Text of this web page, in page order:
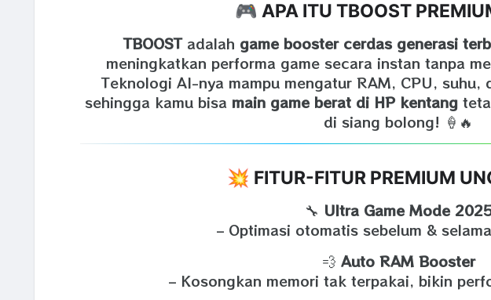
🎮 APA ITU TBOOST
TBOOSTadalah game booster cerdas generasi
meningkatkan performa game secara instan tanpa
Teknologi AI-nya mampu mengatur RAM, CPU,
sehingga kamu bisa main game berat di HP kentang
di siang bolong! 🍦🔥
💥 FITUR-FITUR PREMIUM
🔧 Ultra Game Mode
– Optimasi otomatis sebelum &
💨 Auto RAM Booster
– Kosongkan memori tak terpakai, bikin